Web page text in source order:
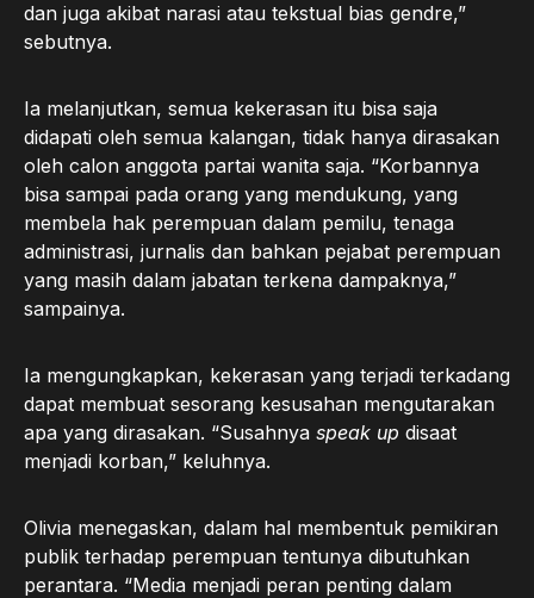
dan juga akibat narasi atau tekstual bias gendre,”
sebutnya.
Ia melanjutkan, semua kekerasan itu bisa saja
didapati oleh semua kalangan, tidak hanya dirasakan
oleh calon anggota partai wanita saja. “Korbannya
bisa sampai pada orang yang mendukung, yang
membela hak perempuan dalam pemilu, tenaga
administrasi, jurnalis dan bahkan pejabat perempuan
yang masih dalam jabatan terkena dampaknya,”
sampainya.
Ia mengungkapkan, kekerasan yang terjadi terkadang
dapat membuat sesorang kesusahan mengutarakan
apa yang dirasakan. “Susahnya speak up disaat
menjadi korban,” keluhnya.
Olivia menegaskan, dalam hal membentuk pemikiran
publik terhadap perempuan tentunya dibutuhkan
perantara. “Media menjadi peran penting dalam